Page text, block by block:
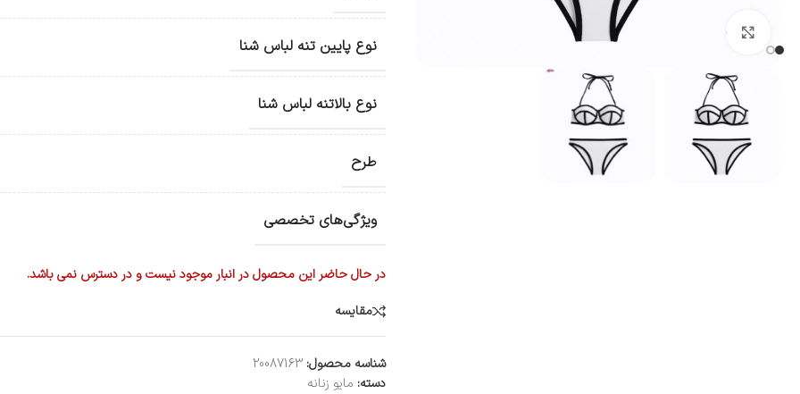
نوع پایین تنه لباس شنا
نوع بالاتنه لباس شنا
طرح
ویژگی‌های تخصصی
در حال حاضر این محصول در انبار موجود نیست و در دسترس نمی باشد.
مقایسه
شناسه محصول: 20087163
دسته: مایو زنانه